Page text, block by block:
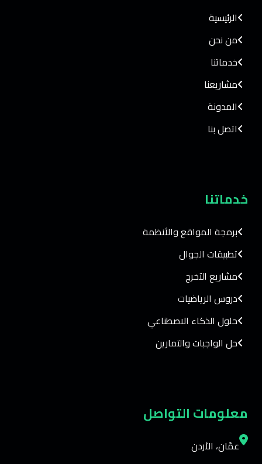
الرئيسية
من نحن
خدماتنا
مشاريعنا
المدونة
اتصل بنا
خدماتنا
برمجة المواقع والأنظمة
تطبيقات الجوال
مشاريع التخرج
دروس الرياضيات
حلول الذكاء الاصطناعي
حل الواجبات والتمارين
معلومات التواصل
عمّان، الأردن